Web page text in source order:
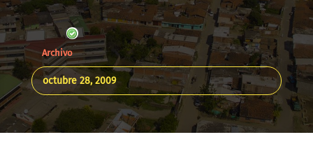
Archivo
octubre 28, 2009